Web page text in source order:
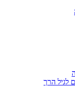
לגיל הרך